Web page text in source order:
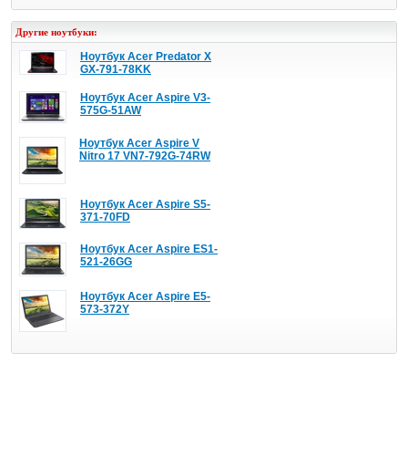
Другие ноутбуки:
Ноутбук Acer Predator X
GX-791-78KK
Ноутбук Acer Aspire V3-
575G-51AW
Ноутбук Acer Aspire V
Nitro 17 VN7-792G-74RW
Ноутбук Acer Aspire S5-
371-70FD
Ноутбук Acer Aspire ES1-
521-26GG
Ноутбук Acer Aspire E5-
573-372Y